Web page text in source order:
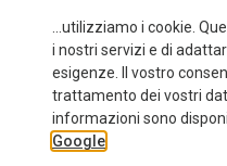
...utilizziamo i cookie.
i nostri servizi e di
esigenze. Il vostro
trattamento dei vostri
informazioni sono
Google